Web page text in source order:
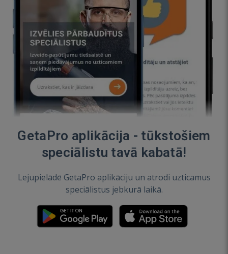
GetaPro aplikācija - tūkstošiem
speciālistu tavā kabatā!
Lejupielādē GetaPro aplikāciju un atrodi uzticamus
speciālistus jebkurā laikā.